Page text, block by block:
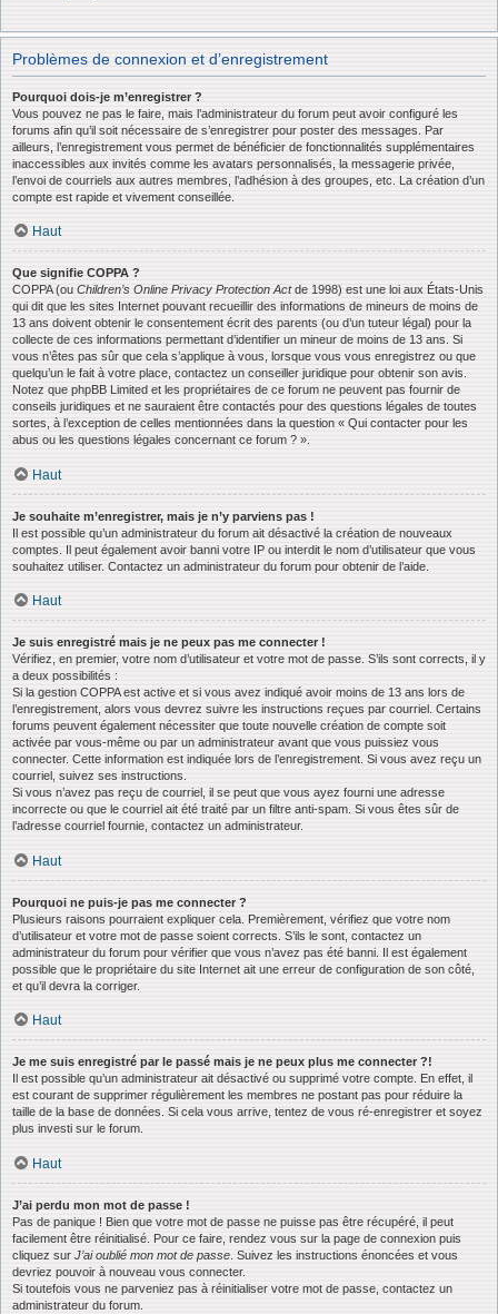
Problèmes de connexion et d’enregistrement
Pourquoi dois-je m’enregistrer ?
Vous pouvez ne pas le faire, mais l’administrateur du forum peut avoir configuré les
forums afin qu’il soit nécessaire de s’enregistrer pour poster des messages. Par
ailleurs, l’enregistrement vous permet de bénéficier de fonctionnalités supplémentaires
inaccessibles aux invités comme les avatars personnalisés, la messagerie privée,
l’envoi de courriels aux autres membres, l’adhésion à des groupes, etc. La création d’un
compte est rapide et vivement conseillée.
Haut
Que signifie COPPA ?
COPPA (ou Children’s Online Privacy Protection Actde 1998) est une loi aux États-Unis
qui dit que les sites Internet pouvant recueillir des informations de mineurs de moins de
13 ans doivent obtenir le consentement écrit des parents (ou d’un tuteur légal) pour la
collecte de ces informations permettant d’identifier un mineur de moins de 13 ans. Si
vous n’êtes pas sûr que cela s’applique à vous, lorsque vous vous enregistrez ou que
quelqu’un le fait à votre place, contactez un conseiller juridique pour obtenir son avis.
Notez que phpBB Limited et les propriétaires de ce forum ne peuvent pas fournir de
conseils juridiques et ne sauraient être contactés pour des questions légales de toutes
sortes, à l’exception de celles mentionnées dans la question « Qui contacter pour les
abus ou les questions légales concernant ce forum ? ».
Haut
Je souhaite m’enregistrer, mais je n’y parviens pas !
Il est possible qu’un administrateur du forum ait désactivé la création de nouveaux
comptes. Il peut également avoir banni votre IP ou interdit le nom d’utilisateur que vous
souhaitez utiliser. Contactez un administrateur du forum pour obtenir de l’aide.
Haut
Je suis enregistré mais je ne peux pas me connecter !
Vérifiez, en premier, votre nom d’utilisateur et votre mot de passe. S’ils sont corrects, il y
a deux possibilités :
Si la gestion COPPA est active et si vous avez indiqué avoir moins de 13 ans lors de
l’enregistrement, alors vous devrez suivre les instructions reçues par courriel. Certains
forums peuvent également nécessiter que toute nouvelle création de compte soit
activée par vous-même ou par un administrateur avant que vous puissiez vous
connecter. Cette information est indiquée lors de l’enregistrement. Si vous avez reçu un
courriel, suivez ses instructions.
Si vous n’avez pas reçu de courriel, il se peut que vous ayez fourni une adresse
incorrecte ou que le courriel ait été traité par un filtre anti-spam. Si vous êtes sûr de
l’adresse courriel fournie, contactez un administrateur.
Haut
Pourquoi ne puis-je pas me connecter ?
Plusieurs raisons pourraient expliquer cela. Premièrement, vérifiez que votre nom
d’utilisateur et votre mot de passe soient corrects. S’ils le sont, contactez un
administrateur du forum pour vérifier que vous n’avez pas été banni. Il est également
possible que le propriétaire du site Internet ait une erreur de configuration de son côté,
et qu’il devra la corriger.
Haut
Je me suis enregistré par le passé mais je ne peux plus me connecter ?!
Il est possible qu’un administrateur ait désactivé ou supprimé votre compte. En effet, il
est courant de supprimer régulièrement les membres ne postant pas pour réduire la
taille de la base de données. Si cela vous arrive, tentez de vous ré-enregistrer et soyez
plus investi sur le forum.
Haut
J’ai perdu mon mot de passe !
Pas de panique ! Bien que votre mot de passe ne puisse pas être récupéré, il peut
facilement être réinitialisé. Pour ce faire, rendez vous sur la page de connexion puis
cliquez sur J’ai oublié mon mot de passe . Suivez les instructions énoncées et vous
devriez pouvoir à nouveau vous connecter.
Si toutefois vous ne parveniez pas à réinitialiser votre mot de passe, contactez un
administrateur du forum.